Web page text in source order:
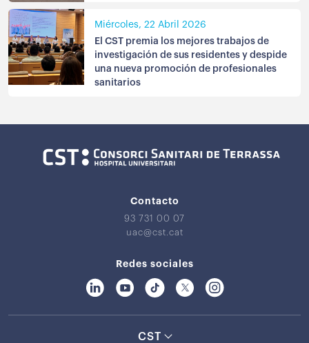
Miércoles, 22 Abril 2026
El CST premia los mejores trabajos de
investigación de sus residentes y despide
una nueva promoción de profesionales
sanitarios
Contacto
93 731 00 07
uac@cst.cat
Redes sociales
CST